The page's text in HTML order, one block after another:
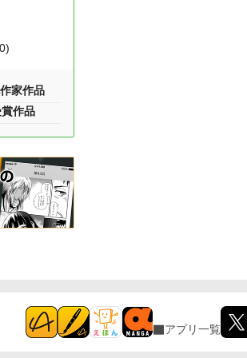
家作品
作品
アプリ一覧